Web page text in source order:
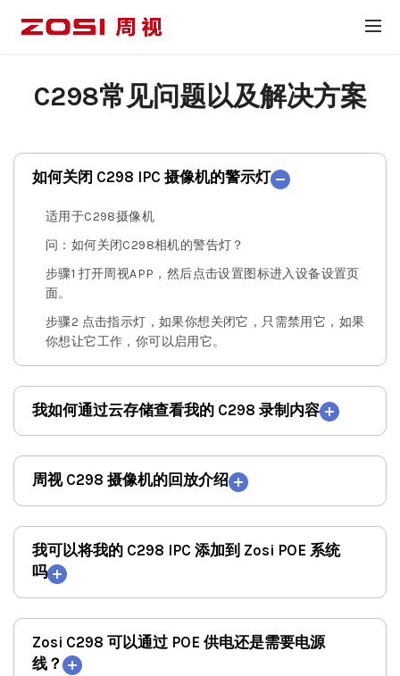
C298常见问题以及解决方案
如何关闭 C298 IPC 摄像机的警示灯
适用于C298摄像机
问：如何关闭C298相机的警告灯？
步骤1 打开周视APP，然后点击设置图标进入设备设置页
面。
步骤2 点击指示灯，如果你想关闭它，只需禁用它，如果
你想让它工作，你可以启用它。
我如何通过云存储查看我的 C298 录制内容
周视 C298 摄像机的回放介绍
我可以将我的 C298 IPC 添加到 Zosi POE 系统
吗
Zosi C298 可以通过 POE 供电还是需要电源
线？